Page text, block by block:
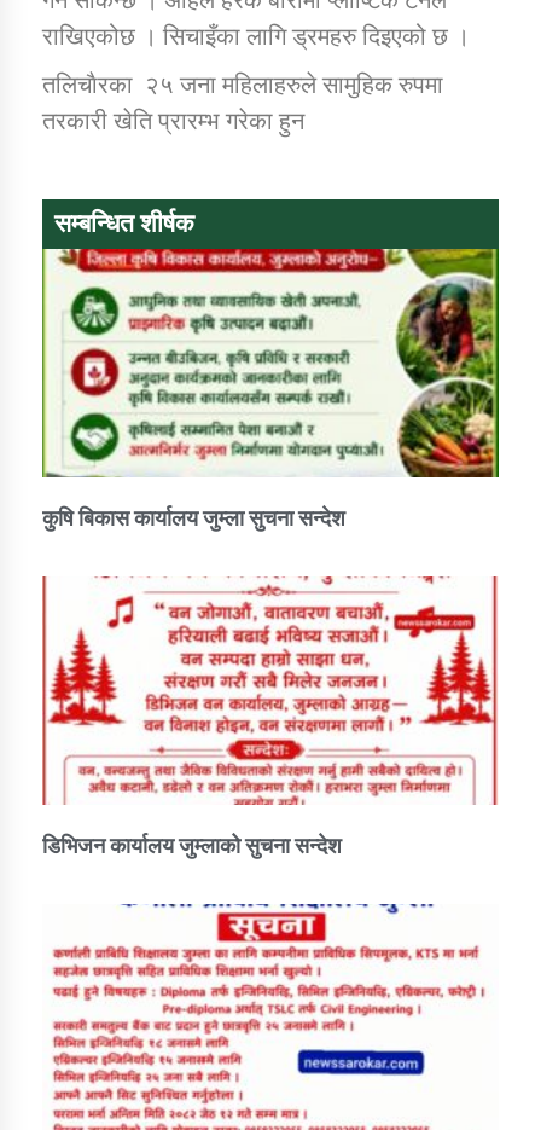
राखिएकोछ । सिचाइँका लागि ड्रमहरु दिइएको छ ।
तलिचाैरका २५ जना महिलाहरुले सामुहिक रुपमा
तरकारी खेति प्रारम्भ गरेका हुन
सम्बन्धित शीर्षक
कुषि बिकास कार्यालय जुम्ला सुचना सन्देश
डिभिजन कार्यालय जुम्लाको सुचना सन्देश